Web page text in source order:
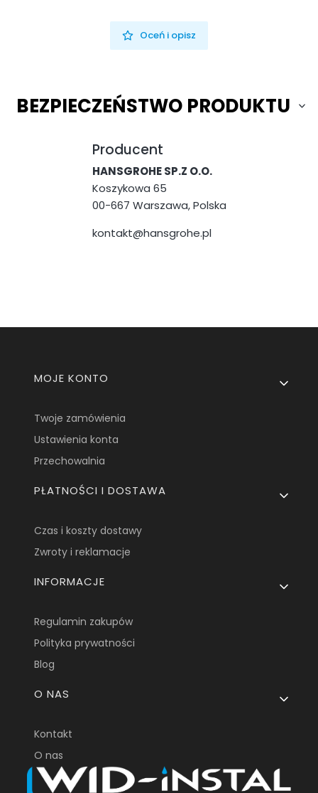
Oceń i opisz
BEZPIECZEŃSTWO PRODUKTU
Producent
HANSGROHE SP.Z O.O.
Koszykowa 65
00-667 Warszawa, Polska
kontakt@hansgrohe.pl
Linki w stopce
MOJE KONTO
Twoje zamówienia
Ustawienia konta
Przechowalnia
PŁATNOŚCI I DOSTAWA
Czas i koszty dostawy
Zwroty i reklamacje
INFORMACJE
Regulamin zakupów
Polityka prywatności
Blog
O NAS
Kontakt
O nas